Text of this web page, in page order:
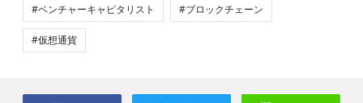
#ベンチャーキャピタリスト #ブロックチェーン
#仮想通貨